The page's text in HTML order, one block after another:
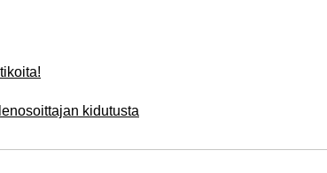
kidutusta